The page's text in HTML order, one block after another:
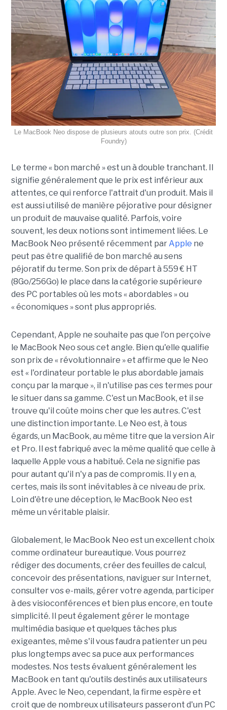
Le MacBook Neo dispose de plusieurs atouts outre son prix. (Crédit
Foundry)
Le terme « bon marché » est un à double tranchant. Il
signifie généralement que le prix est inférieur aux
attentes, ce qui renforce l'attrait d'un produit. Mais il
est aussi utilisé de manière péjorative pour désigner
un produit de mauvaise qualité. Parfois, voire
souvent, les deux notions sont intimement liées. Le
MacBook Neo présenté récemment parApple ne
peut pas être qualifié de bon marché au sens
péjoratif du terme. Son prix de départ à 559 € HT
(8Go/256Go) le place dans la catégorie supérieure
des PC portables où les mots « abordables » ou
« économiques » sont plus appropriés.
Cependant, Apple ne souhaite pas que l'on perçoive
le MacBook Neo sous cet angle. Bien qu'elle qualifie
son prix de « révolutionnaire » et affirme que le Neo
est « l'ordinateur portable le plus abordable jamais
conçu par la marque », il n'utilise pas ces termes pour
le situer dans sa gamme. C'est un MacBook, et il se
trouve qu'il coûte moins cher que les autres. C'est
une distinction importante. Le Neo est, à tous
égards, un MacBook, au même titre que la version Air
et Pro. Il est fabriqué avec la même qualité que celle à
laquelle Apple vous a habitué. Cela ne signifie pas
pour autant qu'il n'y a pas de compromis. Il y en a,
certes, mais ils sont inévitables à ce niveau de prix.
Loin d'être une déception, le MacBook Neo est
même un véritable plaisir.
Globalement, le MacBook Neo est un excellent choix
comme ordinateur bureautique. Vous pourrez
rédiger des documents, créer des feuilles de calcul,
concevoir des présentations, naviguer sur Internet,
consulter vos e-mails, gérer votre agenda, participer
à des visioconférences et bien plus encore, en toute
simplicité. Il peut également gérer le montage
multimédia basique et quelques tâches plus
exigeantes, même s'il vous faudra patienter un peu
plus longtemps avec sa puce aux performances
modestes. Nos tests évaluent généralement les
MacBook en tant qu'outils destinés aux utilisateurs
Apple. Avec le Neo, cependant, la firme espère et
croit que de nombreux utilisateurs passeront d'un PC